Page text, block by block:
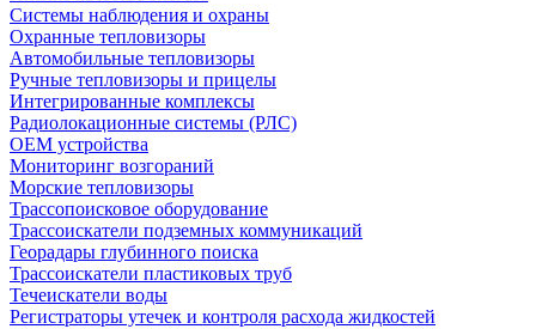
Системы наблюдения и охраны
Охранные тепловизоры
Автомобильные тепловизоры
Ручные тепловизоры и прицелы
Интегрированные комплексы
Радиолокационные системы (РЛС)
OEM устройства
Мониторинг возгораний
Морские тепловизоры
Трассопоисковое оборудование
Трассоискатели подземных коммуникаций
Георадары глубинного поиска
Трассоискатели пластиковых труб
Течеискатели воды
Регистраторы утечек и контроля расхода жидкостей